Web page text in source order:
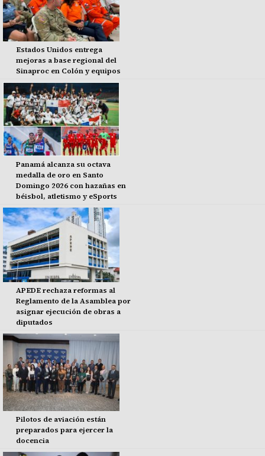
Estados Unidos entrega
mejoras a base regional del
Sinaproc en Colón y equipos
Panamá alcanza su octava
medalla de oro en Santo
Domingo 2026 con hazañas en
béisbol, atletismo y eSports
APEDE rechaza reformas al
Reglamento de la Asamblea por
asignar ejecución de obras a
diputados
Pilotos de aviación están
preparados para ejercer la
docencia